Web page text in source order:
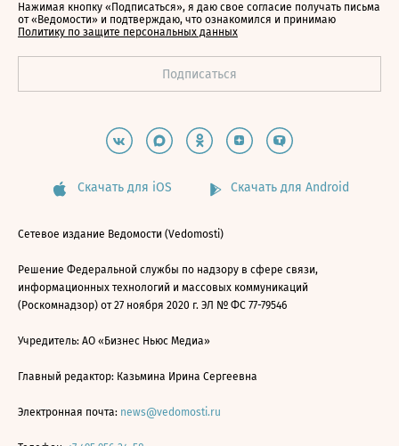
Нажимая кнопку «Подписаться», я даю свое согласие получать письма
от «Ведомости» и подтверждаю, что ознакомился и принимаю
Политику по защите персональных данных
Скачать для iOS Скачать для Android
Сетевое издание Ведомости (Vedomosti)
Решение Федеральной службы по надзору в сфере связи,
информационных технологий и массовых коммуникаций
(Роскомнадзор) от 27 ноября 2020 г. ЭЛ № ФС 77-79546
Учредитель: АО «Бизнес Ньюс Медиа»
Главный редактор: Казьмина Ирина Сергеевна
Электронная почта: news@vedomosti.ru